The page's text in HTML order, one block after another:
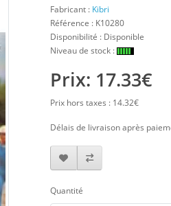
Fabricant : Kibri
Référence : K10280
Disponibilité : Disponible
Niveau de stock :
Prix: 17.33€
Prix hors taxes : 14.32€
Délais de livraison après
Quantité